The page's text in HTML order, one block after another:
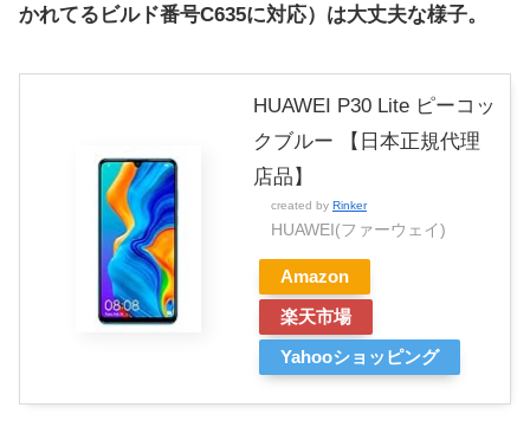
かれてるビルド番号C635に対応）は大丈夫な様子。
HUAWEI P30 Lite ピーコッ
クブルー 【日本正規代理
店品】
created by Rinker
HUAWEI(ファーウェイ)
Amazon
楽天市場
Yahooショッピング